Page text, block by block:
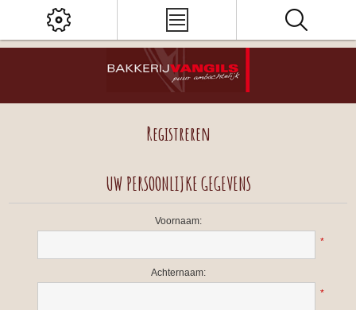
Registreren
UW PERSOONLIJKE GEGEVENS
Voornaam:
*
Achternaam:
*